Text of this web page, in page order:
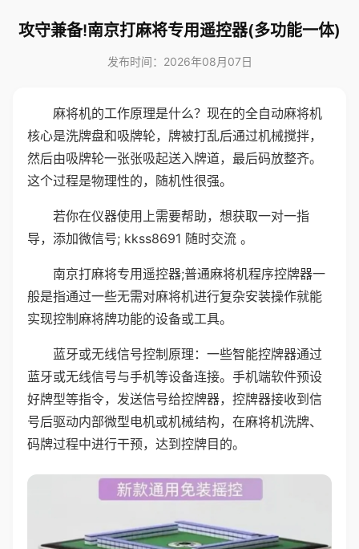
攻守兼备!南京打麻将专用遥控器(多功能一体)
发布时间：2026年08月07日
麻将机的工作原理是什么？现在的全自动麻将机
核心是洗牌盘和吸牌轮，牌被打乱后通过机械搅拌，
然后由吸牌轮一张张吸起送入牌道，最后码放整齐。
这个过程是物理性的，随机性很强。
若你在仪器使用上需要帮助，想获取一对一指
导，添加微信号; kkss8691 随时交流 。
南京打麻将专用遥控器;普通麻将机程序控牌器一
般是指通过一些无需对麻将机进行复杂安装操作就能
实现控制麻将牌功能的设备或工具。
蓝牙或无线信号控制原理：一些智能控牌器通过
蓝牙或无线信号与手机等设备连接。手机端软件预设
好牌型等指令，发送信号给控牌器，控牌器接收到信
号后驱动内部微型电机或机械结构，在麻将机洗牌、
码牌过程中进行干预，达到控牌目的。